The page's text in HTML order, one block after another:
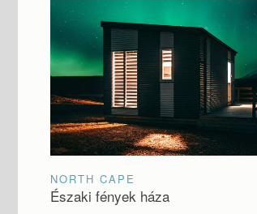
NORTH CAPE
Északi fények háza